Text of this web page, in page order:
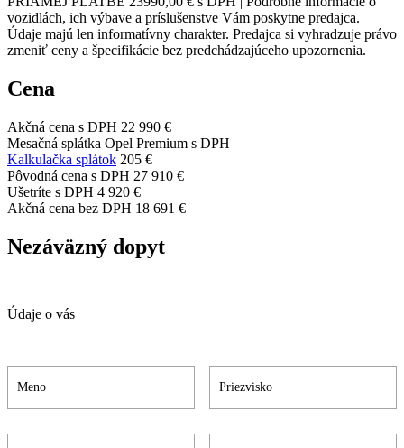
vozidlách, ich výbave a príslušenstve Vám poskytne predajca.
Údaje majú len informatívny charakter. Predajca si vyhradzuje právo
zmeniť ceny a špecifikácie bez predchádzajúceho upozornenia.
Cena
Akčná cena s DPH 22 990 €
Mesačná splátka Opel Premium s DPH
Kalkulačka splátok 205 €
Pôvodná cena s DPH 27 910 €
Ušetríte s DPH 4 920 €
Akčná cena bez DPH 18 691 €
Nezáväzný dopyt
Údaje o vás